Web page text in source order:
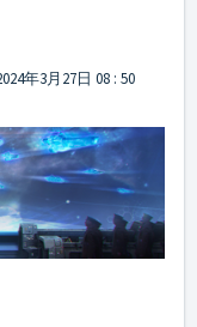
年3月27日 08 : 50